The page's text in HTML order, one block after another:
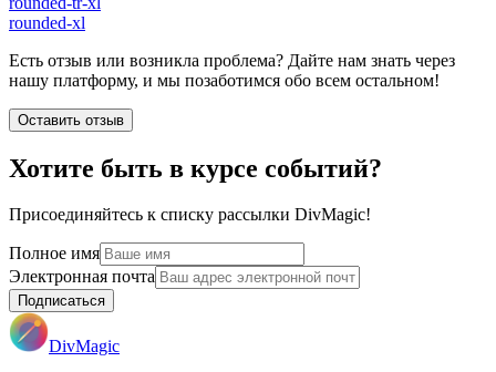
rounded-xl
Есть отзыв или возникла проблема? Дайте нам знать через
нашу платформу, и мы позаботимся обо всем остальном!
Оставить отзыв
Хотите быть в курсе событий?
Присоединяйтесь к списку рассылки DivMagic!
Полное имя
Электронная почта
Подписаться
DivMagic